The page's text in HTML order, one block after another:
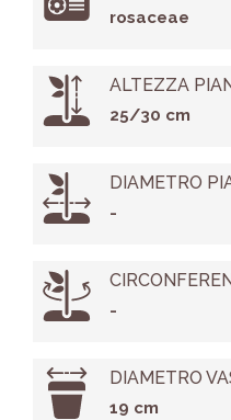
rosaceae
ALTEZZA
25/30 cm
DIAMETRO
-
-
DIAMETRO
19 cm